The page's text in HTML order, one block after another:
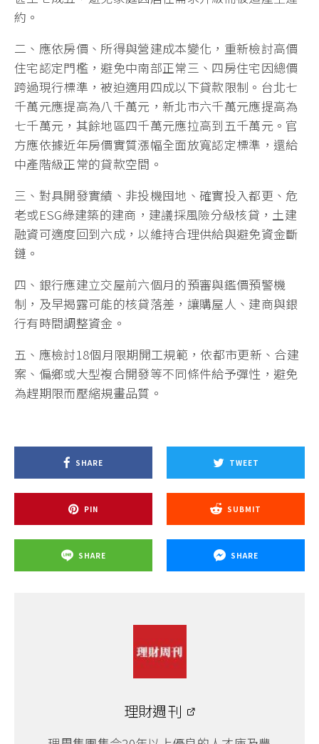
約。
二、應依房價、所得與營建成本變化，重新檢討高價
住宅認定門檻，避免中南部正常三、四房住宅因總價
跨過現行標準，被迫適用四成以下貸款限制。台北七
千萬元應提高為八千萬元，新北市六千萬元應提高為
七千萬元，其餘地區四千萬元應拉高到五千萬元。官
方應依據近年房價實質漲幅全面放寬認定標準，還給
中產階級正常的貸款空間。
三、對具開發實績、非投機囤地、確實投入都更、危
老或ESG綠建築的建商，建議採風險分級核貸，土建
融資可適度回到六成，以維持合理供給與避免資金斷
鏈。
四、銀行應建立交屋前六個月的預審與鑑價預警機
制，及早揭露可能的核貸落差，讓購屋人、建商與銀
行有時間調整資金。
五、應檢討18個月限期開工規範，依都市更新、合建
案、偏鄉或大型複合開發等不同條件給予彈性，避免
為趕期限而壓縮規畫品質。
SHARE TWEET
PIN SUBMIT
SHARE SHARE
理財週刊